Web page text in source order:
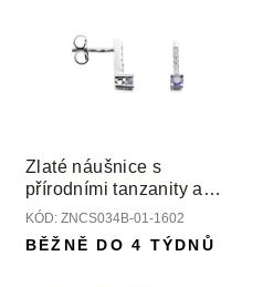
Zlaté náušnice s
přírodními tanzanity a
diamanty
KÓD: ZNCS034B-01-1602
BĚŽNĚ DO 4 TÝDNŮ